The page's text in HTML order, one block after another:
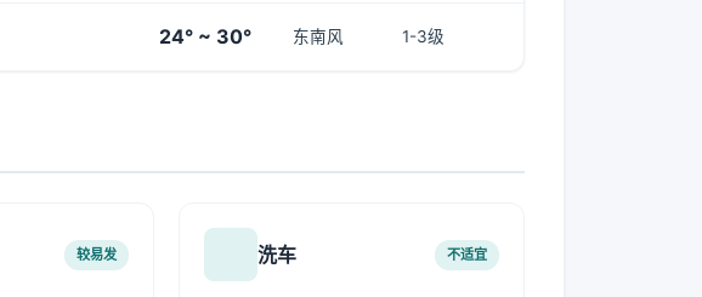
24° ~ 30° 东南风 1-3级
较易发 洗车 不适宜